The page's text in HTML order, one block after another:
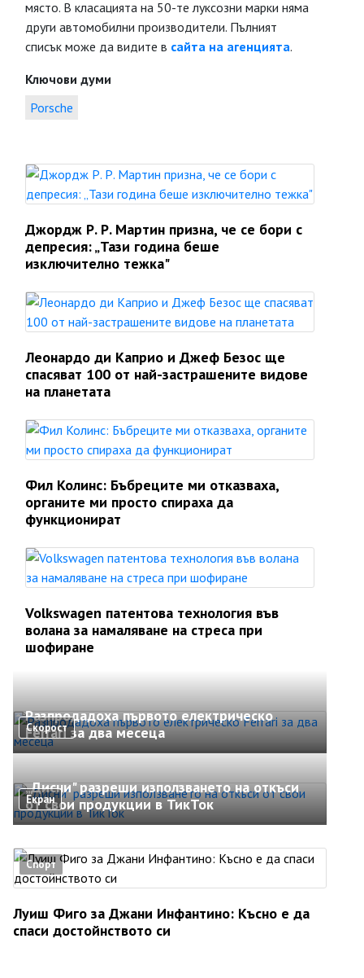
място. В класацията на 50-те луксозни марки няма
други автомобилни производители. Пълният
списък може да видите в сайта на агенцията.
Ключови думи
Porsche
Джордж Р. Р. Мартин призна, че се бори с
депресия: „Тази година беше
изключително тежка"
Леонардо ди Каприо и Джеф Безос ще
спасяват 100 от най-застрашените видове
на планетата
Фил Колинс: Бъбреците ми отказваха,
органите ми просто спираха да
функционират
Volkswagen патентова технология във
волана за намаляване на стреса при
шофиране
Скорост
Разпродадоха първото електрическо
Ferrari за два месеца
Екран
„Дисни" разреши използването на откъси
от свои продукции в ТикТок
Спорт
Луиш Фиго за Джани Инфантино: Късно е да
спаси достойнството си